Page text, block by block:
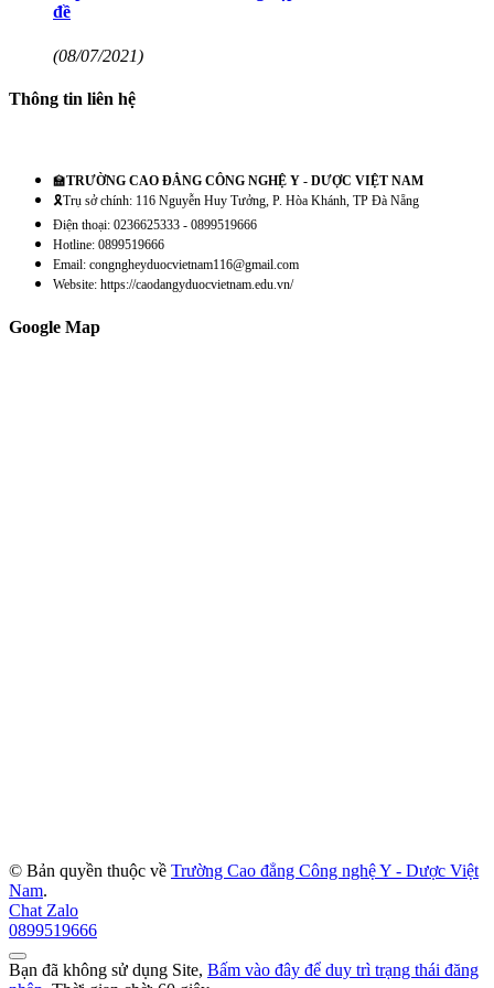
đề
(08/07/2021)
Thông tin liên hệ
🏫TRƯỜNG CAO ĐẲNG CÔNG NGHỆ Y - DƯỢC VIỆT NAM
🎗️Trụ sở chính: 116 Nguyễn Huy Tưởng, P. Hòa Khánh, TP Đà Nẵng
Điện thoại: 0236625333 - 0899519666
Hotline: 0899519666
Email: congngheyduocvietnam116@gmail.com
Website: https://caodangyduocvietnam.edu.vn/
Google Map
© Bản quyền thuộc về Trường Cao đẳng Công nghệ Y - Dược Việt
Nam.
Chat Zalo
0899519666
Bạn đã không sử dụng Site, Bấm vào đây để duy trì trạng thái đăng